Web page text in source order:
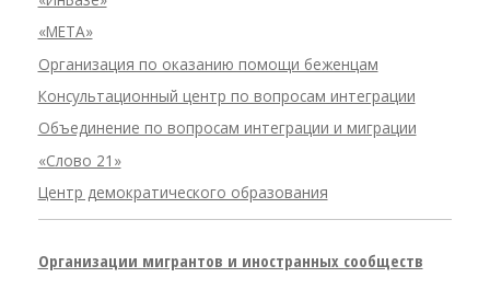
«META»
Организация по оказанию помощи беженцам
Консультационный центр по вопросам интеграции
Объединение по вопросам интеграции и миграции
«Слово 21»
Центр демократического образования
Организации мигрантов и иностранных сообществ